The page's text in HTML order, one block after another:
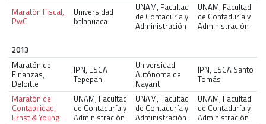
Maratón Fiscal,
PwC
Universidad
Ixtlahuaca
UNAM, Facultad
de Contaduría y
Administración
UNAM, Facultad
de Contaduría y
Administración
2013
Maratón de
Finanzas,
Deloitte
IPN, ESCA
Tepepan
Universidad
Autónoma de
Nayarit
IPN, ESCA Santo
Tomás
Maratón de
Contabilidad,
Ernst & Young
UNAM, Facultad
de Contaduría y
Administración
UNAM, Facultad
de Contaduría y
Administración
UNAM, Facultad
de Contaduría y
Administración